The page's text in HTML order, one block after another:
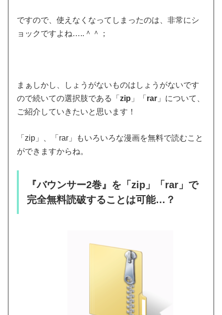
ですので、使えなくなってしまったのは、非常にシ
ョックですよね…..＾＾；
まぁしかし、しょうがないものはしょうがないです
ので続いての選択肢である「zip 」「 rar 」について、
ご紹介していきたいと思います！
「zip」、「rar」もいろいろな漫画を無料で読むこと
ができますからね。
『バウンサー2巻』を「zip」「rar」で
完全無料読破することは可能…？